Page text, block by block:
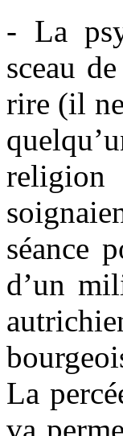
- La
sceau
rire (il
séance
d’un
La
va